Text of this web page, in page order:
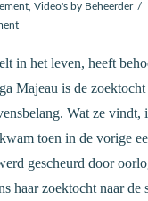
, Video'sby Beheerder
in het leven, heeft
Majeau is de zoektocht
Wat ze vindt,
toen in de vorige
gescheurd door
haar zoektocht naar de